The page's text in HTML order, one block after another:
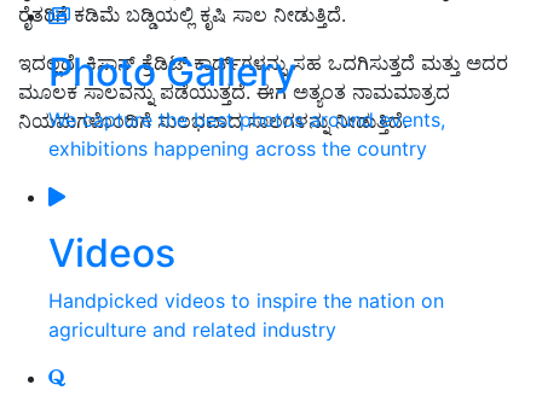
Photo Gallery
We capture the best photos around events,
exhibitions happening across the country
Videos
Handpicked videos to inspire the nation on
agriculture and related industry
ರೈತರಿಗೆ ಕಡಿಮೆ ಬಡ್ಡಿಯಲ್ಲಿ ಕೃಷಿ ಸಾಲ ನೀಡುತ್ತಿದೆ.
ಇದಲ್ಲದೆ, ಕಿಸಾನ್ ಕ್ರೆಡಿಟ್ ಕಾರ್ಡ್‌ಗಳನ್ನು ಸಹ ಒದಗಿಸುತ್ತದೆ ಮತ್ತು ಅದರ
ಮೂಲಕ ಸಾಲವನ್ನು ಪಡೆಯುತ್ತದೆ. ಈಗ ಅತ್ಯಂತ ನಾಮಮಾತ್ರದ
ನಿಯಮಗಳೊಂದಿಗೆ ಸುಲಭವಾದ ಸಾಲಗಳನ್ನು ನೀಡುತ್ತಿದೆ.